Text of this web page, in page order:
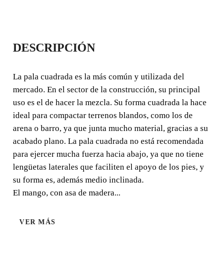
PALA CUADRADA
MANGO ANILLA
La pala cuadrada es la más común y utilizada del
mercado. En el sector de la construcción, su principal uso
es el de hacer la mezcla. Su forma cuadrada la hace ideal
para compactar terrenos blandos, como los de arena o
barro, ya que junta mucho material, gracias a su acabado
plano.
DESCRIPCIÓN
La pala cuadrada es la más común y utilizada del
mercado. En el sector de la construcción, su principal
uso es el de hacer la mezcla. Su forma cuadrada la hace
ideal para compactar terrenos blandos, como los de
arena o barro, ya que junta mucho material, gracias a su
acabado plano. La pala cuadrada no está recomendada
para ejercer mucha fuerza hacia abajo, ya que no tiene
lengüetas laterales que faciliten el apoyo de los pies, y
su forma es, además medio inclinada.
El mango, con asa de madera...
VER MÁS